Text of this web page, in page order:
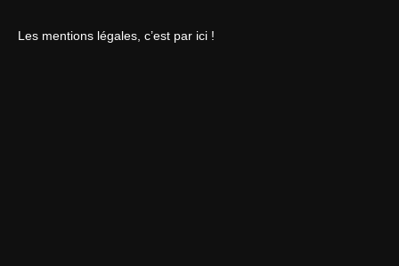
Les mentions légales, c’est par ici !